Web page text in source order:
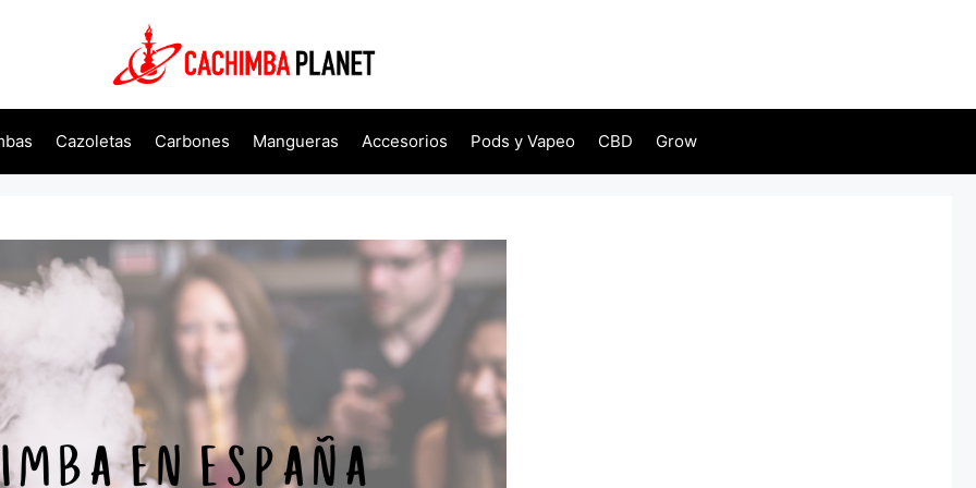
Cazoletas Carbones Mangueras Accesorios Pods y Vapeo CBD Grow